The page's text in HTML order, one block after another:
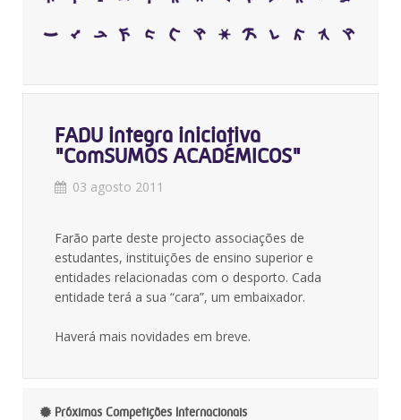
FADU integra iniciativa
"ComSUMOS ACADÉMICOS"
03 agosto 2011
Farão parte deste projecto associações de
estudantes, instituições de ensino superior e
entidades relacionadas com o desporto. Cada
entidade terá a sua “cara”, um embaixador.
Haverá mais novidades em breve.
Próximas Competições Internacionais